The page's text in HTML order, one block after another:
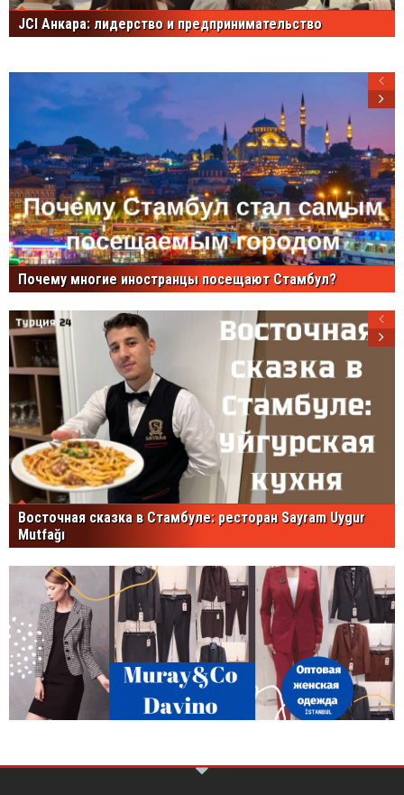
JCI Анкара: лидерство и предпринимательство
Почему многие иностранцы посещают Стамбул?
Восточная сказка в Стамбуле: ресторан Sayram Uygur
Mutfağı